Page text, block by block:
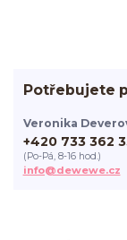
Potřebujete
Veronika
+420 733 362
(Po-Pá, 8-16 hod.)
info@dewewe.cz